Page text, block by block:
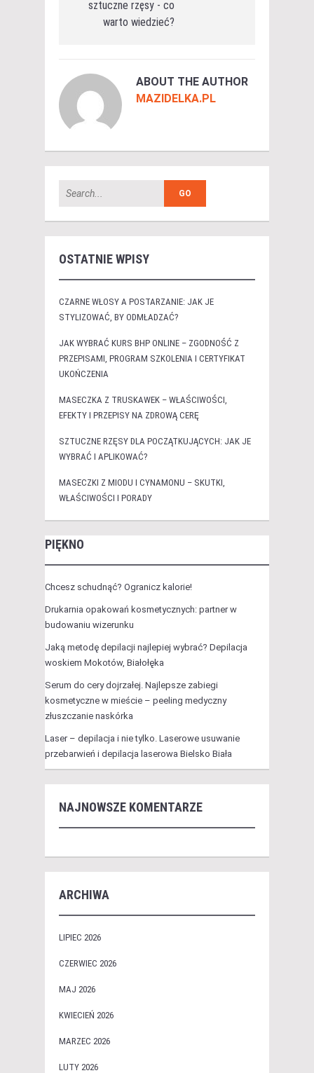
sztuczne rzęsy - co
warto wiedzieć?
ABOUT THE AUTHOR
MAZIDELKA.PL
OSTATNIE WPISY
CZARNE WŁOSY A POSTARZANIE: JAK JE
STYLIZOWAĆ, BY ODMŁADZAĆ?
JAK WYBRAĆ KURS BHP ONLINE – ZGODNOŚĆ Z
PRZEPISAMI, PROGRAM SZKOLENIA I CERTYFIKAT
UKOŃCZENIA
MASECZKA Z TRUSKAWEK – WŁAŚCIWOŚCI,
EFEKTY I PRZEPISY NA ZDROWĄ CERĘ
SZTUCZNE RZĘSY DLA POCZĄTKUJĄCYCH: JAK JE
WYBRAĆ I APLIKOWAĆ?
MASECZKI Z MIODU I CYNAMONU – SKUTKI,
WŁAŚCIWOŚCI I PORADY
PIĘKNO
Chcesz schudnąć? Ogranicz kalorie!
Drukarnia opakowań kosmetycznych: partner w
budowaniu wizerunku
Jaką metodę depilacji najlepiej wybrać? Depilacja
woskiem Mokotów, Białołęka
Serum do cery dojrzałej. Najlepsze zabiegi
kosmetyczne w mieście – peeling medyczny
złuszczanie naskórka
Laser – depilacja i nie tylko. Laserowe usuwanie
przebarwień i depilacja laserowa Bielsko Biała
NAJNOWSZE KOMENTARZE
ARCHIWA
LIPIEC 2026
CZERWIEC 2026
MAJ 2026
KWIECIEŃ 2026
MARZEC 2026
LUTY 2026